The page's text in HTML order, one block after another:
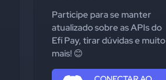
Participe para se manter
atualizado sobre as APIs do
Efí Pay, tirar dúvidas e muito
mais! 😊